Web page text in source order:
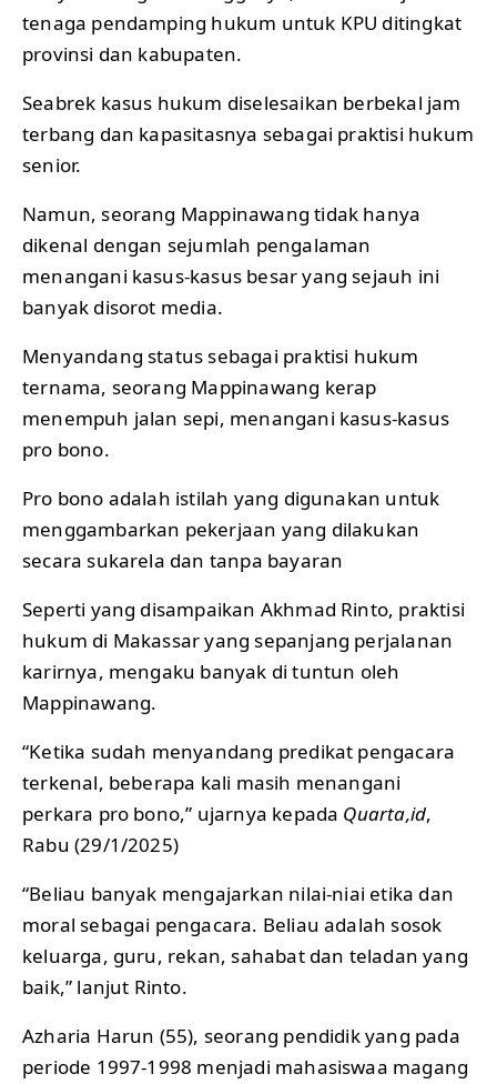
tenaga pendamping hukum untuk KPU ditingkat
provinsi dan kabupaten.
Seabrek kasus hukum diselesaikan berbekal jam
terbang dan kapasitasnya sebagai praktisi hukum
senior.
Namun, seorang Mappinawang tidak hanya
dikenal dengan sejumlah pengalaman
menangani kasus-kasus besar yang sejauh ini
banyak disorot media.
Menyandang status sebagai praktisi hukum
ternama, seorang Mappinawang kerap
menempuh jalan sepi, menangani kasus-kasus
pro bono.
Pro bono adalah istilah yang digunakan untuk
menggambarkan pekerjaan yang dilakukan
secara sukarela dan tanpa bayaran
Seperti yang disampaikan Akhmad Rinto, praktisi
hukum di Makassar yang sepanjang perjalanan
karirnya, mengaku banyak di tuntun oleh
Mappinawang.
“Ketika sudah menyandang predikat pengacara
terkenal, beberapa kali masih menangani
perkara pro bono,” ujarnya kepada Quarta,id,
Rabu (29/1/2025)
“Beliau banyak mengajarkan nilai-niai etika dan
moral sebagai pengacara. Beliau adalah sosok
keluarga, guru, rekan, sahabat dan teladan yang
baik,” lanjut Rinto.
Azharia Harun (55), seorang pendidik yang pada
periode 1997-1998 menjadi mahasiswaa magang